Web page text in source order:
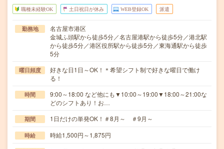
職種未経験OK 土日祝日が休み WEB登録OK 派遣
勤務地
名古屋市港区
金城ふ頭駅から徒歩5分／名古屋港駅から徒歩5分／港北駅
から徒歩5分／港区役所駅から徒歩5分／東海通駅から徒歩
5分
曜日頻度
好きな日1日～OK！＊希望シフト制で好きな曜日で働け
る！
時間
9:00～18:00 など他にも▼10:00～19:00▼18:00～21:00な
どのシフトあり！お…
期間 1日だけの単発OK！＃8月～ ＃9月～
時給 時給1,500円～1,875円